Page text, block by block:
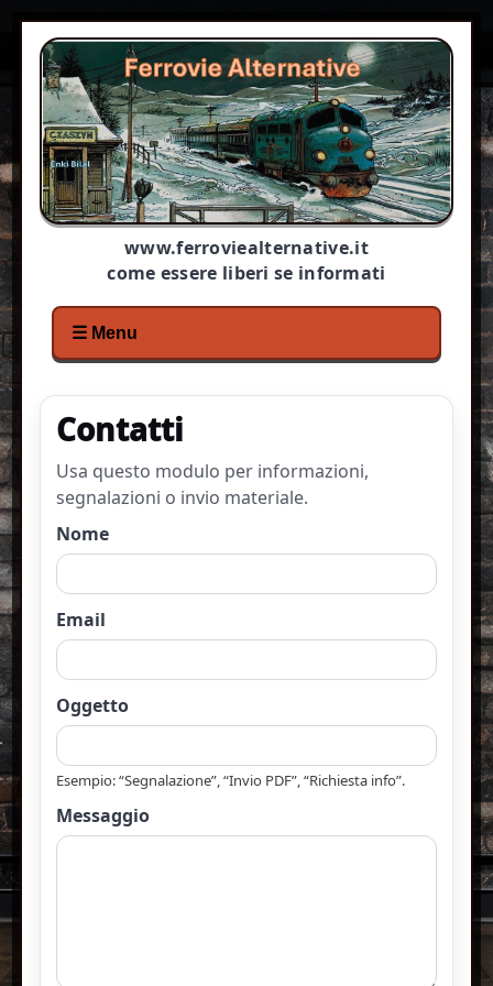
www.ferroviealternative.it
come essere liberi se informati
☰ Menu
Contatti
Usa questo modulo per informazioni,
segnalazioni o invio materiale.
Nome
Email
Oggetto
Esempio: “Segnalazione”, “Invio PDF”, “Richiesta info”.
Messaggio